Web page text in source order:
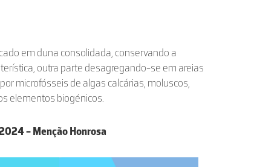
em duna consolidada, conservando a
outra parte desagregando-se em areias
microfósseis de algas calcárias, moluscos,
elementos biogénicos.
- Menção Honrosa